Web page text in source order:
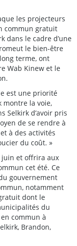
les projecteurs
commun gratuit
dans le cadre d’une
le bien-être
terme, ont
Wab Kinew et le
est une priorité
montre la voie,
Selkirk d’avoir pris
de se rendre à
à des activités
du coût. »
juin et offrira aux
cet été. Ce
gouvernement
notamment
dont le
du
commun à
Brandon,